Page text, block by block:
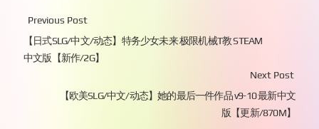
Previous Post
【日式SLG/中文/动态】特务少女未来 极限机械T教 STEAM
中文版【新作/2G】
Next Post
【欧美SLG/中文/动态】她的最后一件作品 v9-10 最新中文
版【更新/870M】